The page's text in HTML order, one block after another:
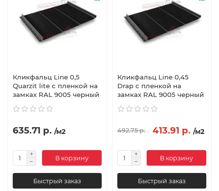
Кликфальц Line 0,5
Quarzit lite с пленкой на
замках RAL 9005 черный
635.71 р. /м2
В корзину
Быстрый заказ
Кликфальц Line 0,45
Drap с пленкой на
замках RAL 9005 черный
492.75 р. 413.91 р. /м2
В корзину
Быстрый заказ